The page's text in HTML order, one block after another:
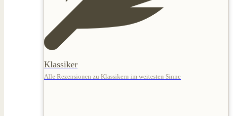
Klassiker
Alle Rezensionen zu Klassikern im weitesten Sinne